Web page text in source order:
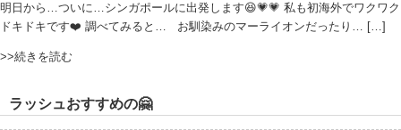
明日から…ついに…シンガポールに出発します😆💗💗 私も初海外でワクワク
ドキドキです❤️ 調べてみると… お馴染みのマーライオンだったり… […]
>>続きを読む
ラッシュおすすめの🤗